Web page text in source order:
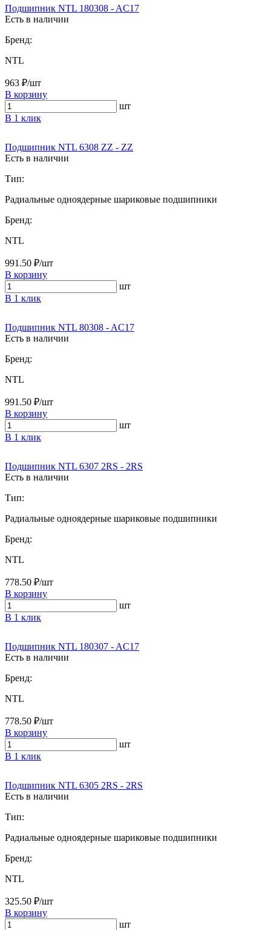
Подшипник NTL 180308 - AC17
Есть в наличии
Бренд:
NTL
963 ₽/шт
В корзину
шт
В 1 клик
Подшипник NTL 6308 ZZ - ZZ
Есть в наличии
Тип:
Радиальные одноядерные шариковые подшипники
Бренд:
NTL
991.50 ₽/шт
В корзину
шт
В 1 клик
Подшипник NTL 80308 - AC17
Есть в наличии
Бренд:
NTL
991.50 ₽/шт
В корзину
шт
В 1 клик
Подшипник NTL 6307 2RS - 2RS
Есть в наличии
Тип:
Радиальные одноядерные шариковые подшипники
Бренд:
NTL
778.50 ₽/шт
В корзину
шт
В 1 клик
Подшипник NTL 180307 - AC17
Есть в наличии
Бренд:
NTL
778.50 ₽/шт
В корзину
шт
В 1 клик
Подшипник NTL 6305 2RS - 2RS
Есть в наличии
Тип:
Радиальные одноядерные шариковые подшипники
Бренд:
NTL
325.50 ₽/шт
В корзину
шт